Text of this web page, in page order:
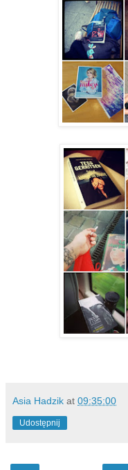
Asia Hadzik at 09:35:00
Udostępnij